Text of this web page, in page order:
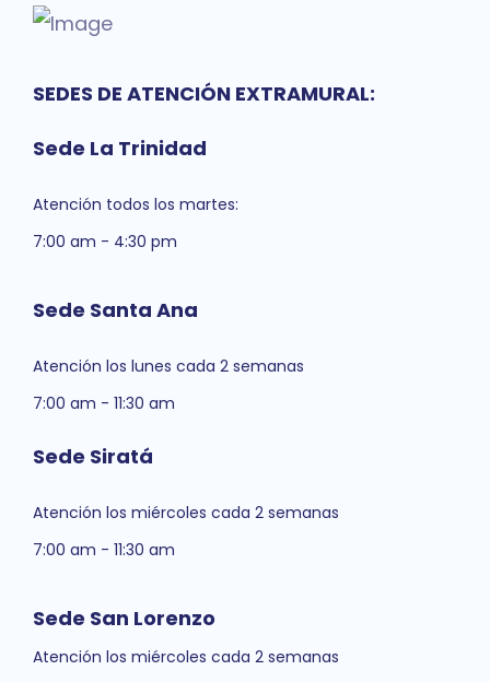
SEDES DE ATENCIÓN EXTRAMURAL:
Sede La Trinidad
Atención todos los martes:
7:00 am - 4:30 pm
Sede Santa Ana
Atención los lunes cada 2 semanas
7:00 am - 11:30 am
Sede Siratá
Atención los miércoles cada 2 semanas
7:00 am - 11:30 am
Sede San Lorenzo
Atención los miércoles cada 2 semanas